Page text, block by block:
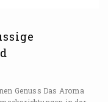
Genuss Das Aroma